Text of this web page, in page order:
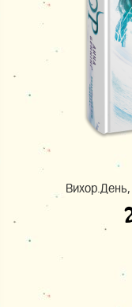
Вихор.День,
Поточна